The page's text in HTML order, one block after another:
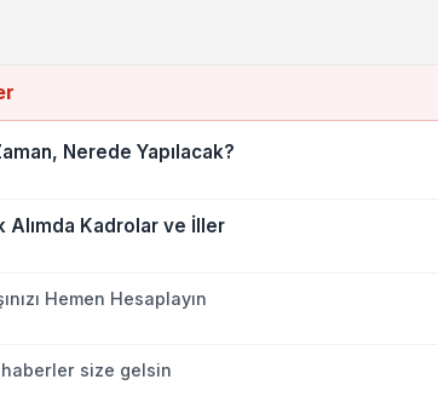
Nerede Yapılacak?
Alımda Kadrolar ve İller
Hemen Hesaplayın
haberler size gelsin